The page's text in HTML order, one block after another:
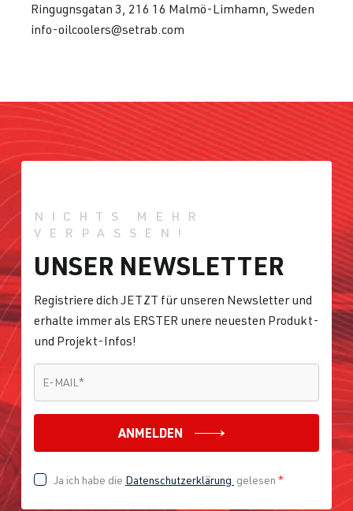
Ringugnsgatan 3, 216 16 Malmö-Limhamn, Sweden
info-oilcoolers@setrab.com
NICHTS MEHR
VERPASSEN!
UNSER NEWSLETTER
Registriere dich JETZT für unseren Newsletter und
erhalte immer als ERSTER unere neuesten Produkt-
und Projekt-Infos!
E-MAIL *
ANMELDEN
Ja ich habe die Datenschutzerklärung gelesen *